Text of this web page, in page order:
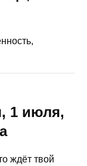
1 июля,
ждёт твой